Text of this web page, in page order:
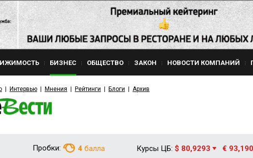
БИЗНЕС ОБЩЕСТВО ЗАКОН НОВОСТИ КОМПАНИЙ
Интервью Мнения Рейтинги Блоги Архив
Пробки: 4 балла Курсы ЦБ: $ 80,9293 €